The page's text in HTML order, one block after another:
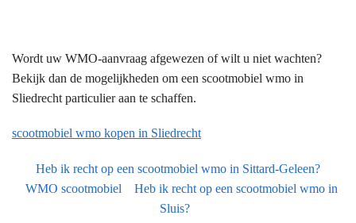
Wordt uw WMO-aanvraag afgewezen of wilt u niet wachten?
Bekijk dan de mogelijkheden om een scootmobiel wmo in
Sliedrecht particulier aan te schaffen.
scootmobiel wmo kopen in Sliedrecht
Heb ik recht op een scootmobiel wmo in Sittard-Geleen?
WMO scootmobiel
Heb ik recht op een scootmobiel wmo in
Sluis?